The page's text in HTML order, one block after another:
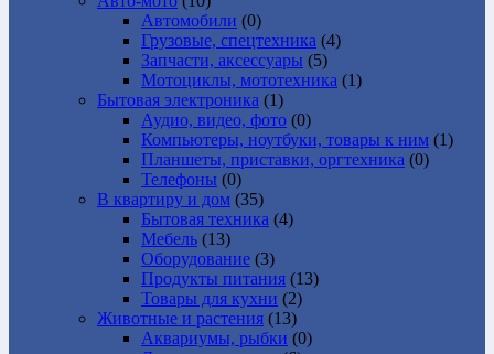
Автомобили (0)
Грузовые, спецтехника (4)
Запчасти, аксессуары (5)
Мотоциклы, мототехника (1)
Бытовая электроника (1)
Аудио, видео, фото (0)
Компьютеры, ноутбуки, товары к ним (1)
Планшеты, приставки, оргтехника (0)
Телефоны (0)
В квартиру и дом (35)
Бытовая техника (4)
Мебель (13)
Оборудование (3)
Продукты питания (13)
Товары для кухни (2)
Животные и растения (13)
Аквариумы, рыбки (0)